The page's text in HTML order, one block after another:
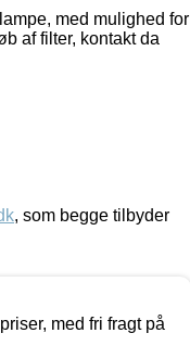
med mulighed for
af filter, kontakt da
, som begge tilbyder
med fri fragt på